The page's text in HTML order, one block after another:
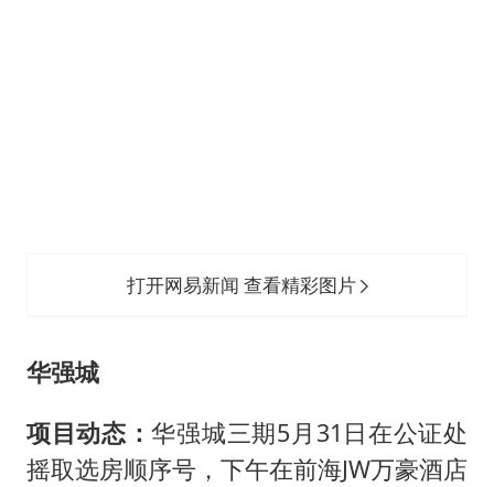
打开网易新闻 查看精彩图片
华强城
项目动态：华强城三期5月31日在公证处
摇取选房顺序号，下午在前海JW万豪酒店